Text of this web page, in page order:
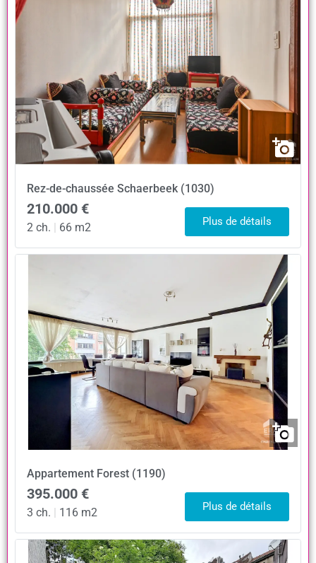
Rez-de-chaussée Schaerbeek (1030)
210.000 €
2 ch. | 66 m2 Plus de détails
Appartement Forest (1190)
395.000 €
3 ch. 116 m2 Plus de détails